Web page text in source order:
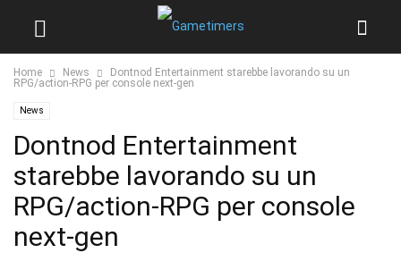
Home News
Dontnod Entertainment starebbe lavorando su un
RPG/action-RPG per console next-gen
News
Dontnod Entertainment
starebbe lavorando su un
RPG/action-RPG per console
next-gen